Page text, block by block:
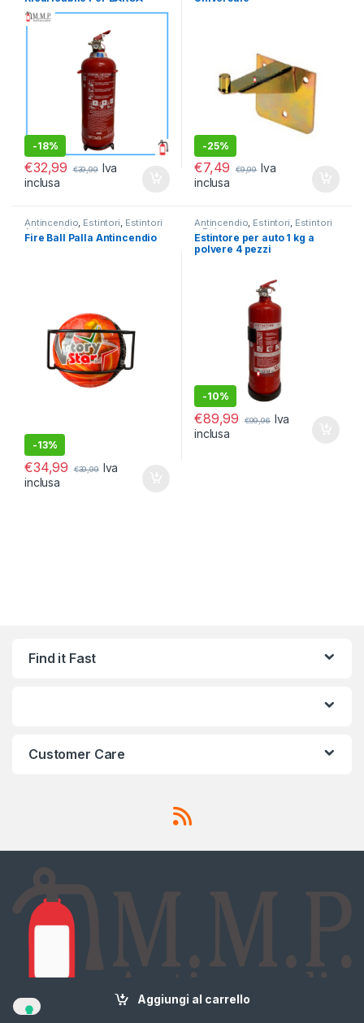
Aggiungi al carrello
GOMMONE OMOLOGATO
RINA MED
-18%
€32,99 €39,99 Iva
inclusa
-25%
€7,49 €9,99 Iva
inclusa
Antincendio, Estintori, Estintori
Automatici
Fire Ball Palla Antincendio
-13%
€34,99 €39,99 Iva
inclusa
Antincendio, Estintori, Estintori
a Polvere
Estintore per auto 1 kg a
polvere 4 pezzi
-10%
€89,99 €99,96 Iva
inclusa
Find it Fast
Customer Care